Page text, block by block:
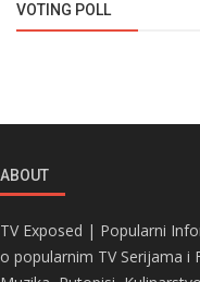
VOTING POLL
ABOUT
TV Exposed | Popularni
o popularnim TV Serijama i